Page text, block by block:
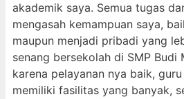
akademik saya. Semua tugas
mengasah kemampuan saya,
maupun menjadi pribadi yang
senang bersekolah di SMP Budi
karena pelayanan nya baik,
memiliki fasilitas yang banyak,